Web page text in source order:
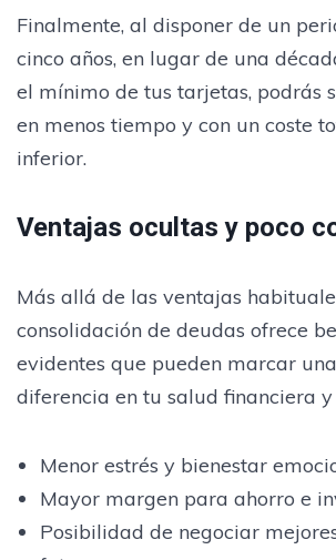
Finalmente, al disponer de un
cinco años, en lugar de una
el mínimo de tus tarjetas, podrás
en menos tiempo y con un coste
inferior.
Ventajas ocultas y poco
Más allá de las ventajas
consolidación de deudas ofrece
evidentes que pueden marcar
diferencia en tu salud financiera
Menor estrés y bienestar
Mayor margen para ahorro e
Posibilidad de negociar